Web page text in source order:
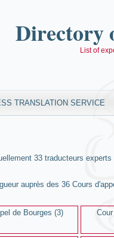
List of
Directory
TRANSLATION SERVICE
33 traducteurs
auprès des 36 Cours
de Bourges (3)